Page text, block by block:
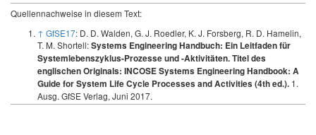
Quellennachweise in diesem Text:
↑ GfSE17: D. D. Walden, G. J. Roedler, K. J. Forsberg, R. D. Hamelin,
T. M. Shortell:Systems Engineering Handbuch: Ein Leitfaden für
Systemlebenszyklus-Prozesse und -Aktivitäten. Titel des
englischen Originals: INCOSE Systems Engineering Handbook: A
Guide for System Life Cycle Processes and Activities (4th ed.). 1.
Ausg. GfSE Verlag, Juni 2017.